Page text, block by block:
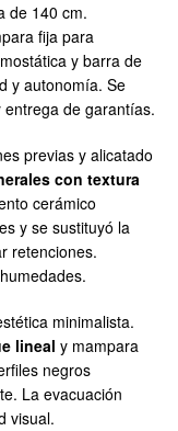
de 140 cm.
fija para
y barra de
y autonomía. Se
de garantías.
previas y alicatado
con textura
cerámico
y se sustituyó la
retenciones.
minimalista.
lineal y mampara
negros
La evacuación
visual.